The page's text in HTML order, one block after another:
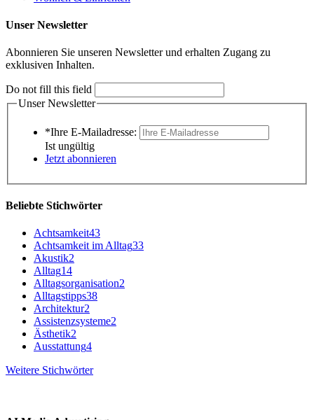
Unser Newsletter
Abonnieren Sie unseren Newsletter und erhalten Zugang zu
exklusiven Inhalten.
Do not fill this field
Unser Newsletter
*Ihre E-Mailadresse:
Ist ungültig
Jetzt abonnieren
Beliebte Stichwörter
Achtsamkeit43
Achtsamkeit im Alltag33
Akustik2
Alltag14
Alltagsorganisation2
Alltagstipps38
Architektur2
Assistenzsysteme2
Ästhetik2
Ausstattung4
Weitere Stichwörter